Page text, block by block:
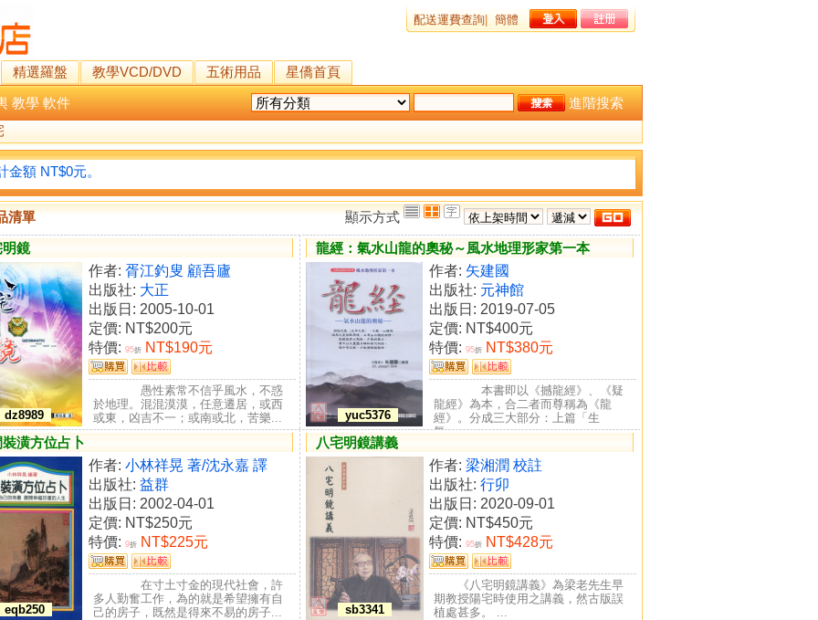
配送運費查詢 簡體
精選羅盤 教學VCD/DVD 五術用品
星僑首頁
教學 軟件
進階搜索
額 NT$0元。
清單
顯示方式
鏡
dz8989
作者: 胥江釣叟 顧吾廬
出版社: 大正
出版日: 2005-10-01
定價: NT$200元
特價: 95折 NT$190元
愚性素常不信乎風水，不惑
於地理。混混漠漠，任意遷居，或西
或東，凶吉不一；或南或北，苦樂...
龍經：氣水山龍的奧秘～風水地理形家第一本
yuc5376
作者: 矢建國
出版社: 元神館
出版日: 2019-07-05
定價: NT$400元
特價: 95折 NT$380元
本書即以《撼龍經》、《疑
龍經》為本，合二者而尊稱為《龍
經》。分成三大部分：上篇「生
氣」...
潢方位占卜
eqb250
作者: 小林祥晃 著/沈永嘉 譯
出版社: 益群
出版日: 2002-04-01
定價: NT$250元
特價: 9折 NT$225元
在寸土寸金的現代社會，許
多人勤奮工作，為的就是希望擁有自
己的房子，既然是得來不易的房子...
八宅明鏡講義
sb3341
作者: 梁湘潤 校註
出版社: 行卯
出版日: 2020-09-01
定價: NT$450元
特價: 95折 NT$428元
《八宅明鏡講義》為梁老先生早
期教授陽宅時使用之講義，然古版誤
植處甚多。 ...